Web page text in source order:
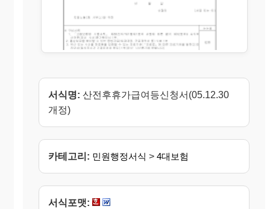
서식명: 산전후휴가급여등신청서(05.12.30
개정)
카테고리: 민원행정서식 > 4대보험
서식포맷: